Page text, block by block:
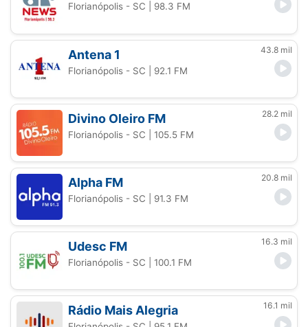
Florianópolis - SC | 98.3 FM
Antena 1 43.8 mil
Florianópolis - SC | 92.1 FM
Divino Oleiro FM 28.2 mil
Florianópolis - SC | 105.5 FM
Alpha FM 20.8 mil
Florianópolis - SC | 91.3 FM
Udesc FM 16.3 mil
Florianópolis - SC | 100.1 FM
Rádio Mais Alegria 16.1 mil